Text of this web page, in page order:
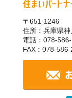
〒651-1246
住所：兵庫県
電話：078-
FAX：078-586-